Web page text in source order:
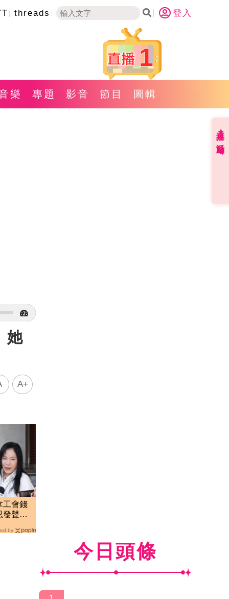
threads 登入
1
樂 專題 影音 節目 圖輯
她
A+
工會錢
發聲：
by
今日頭條
直播✦活動